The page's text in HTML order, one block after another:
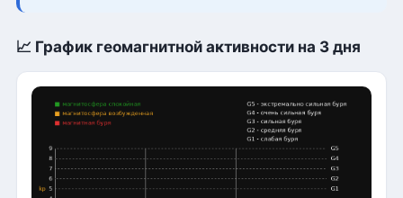
📈 График геомагнитной активности на 3 дня